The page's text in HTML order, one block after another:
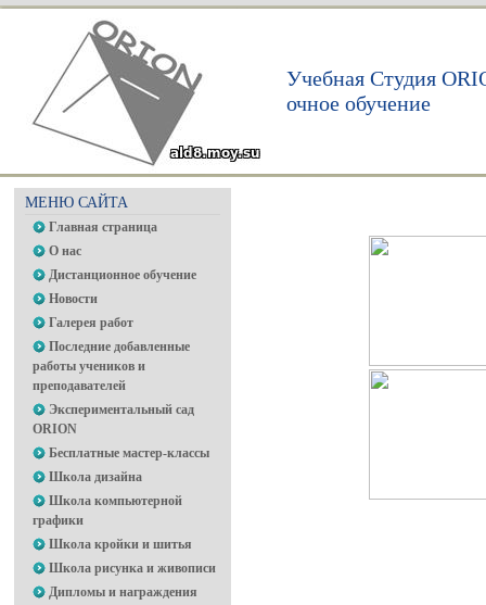
Учебная Студия
очное обучение
МЕНЮ САЙТА
Главная страница
О нас
Дистанционное обучение
Новости
Галерея работ
Последние добавленные
работы учеников и
преподавателей
Экспериментальный сад
ORION
Бесплатные мастер-классы
Школа дизайна
Школа компьютерной
графики
Школа кройки и шитья
Школа рисунка и живописи
Дипломы и награждения